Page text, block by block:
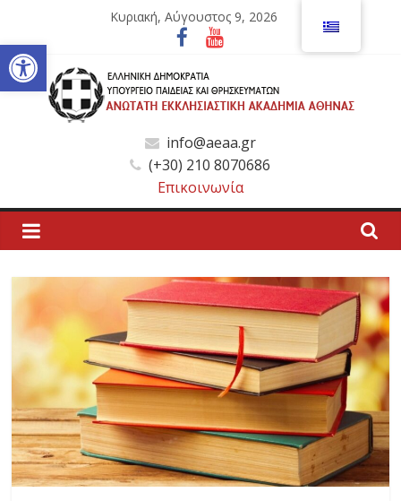
Ανοίξτε τη γραμμή εργαλείων
περιεχόμενο
Κυριακή, Αύγουστος 9, 2026
Ανώτατη
Εκκλησιαστική
Ακαδημία
Αθηνών
Ανώτατη
Εκκλησιαστική
Ακαδημία
Αθηνών
info@aeaa.gr
(+30) 210 8070686
Επικοινωνία